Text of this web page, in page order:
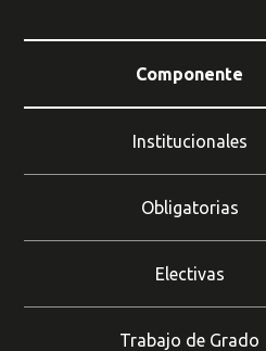
Componente
Institucionales
Obligatorias
Electivas
Trabajo de Grado